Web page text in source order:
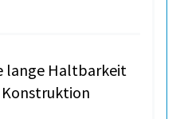
lange Haltbarkeit
Konstruktion